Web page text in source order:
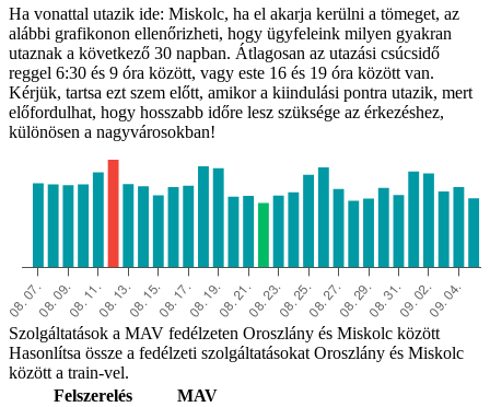
Ha vonattal utazik ide: Miskolc, ha el akarja kerülni a tömeget, az
alábbi grafikonon ellenőrizheti, hogy ügyfeleink milyen gyakran
utaznak a következő 30 napban. Átlagosan az utazási csúcsidő
reggel 6:30 és 9 óra között, vagy este 16 és 19 óra között van.
Kérjük, tartsa ezt szem előtt, amikor a kiindulási pontra utazik, mert
előfordulhat, hogy hosszabb időre lesz szüksége az érkezéshez,
különösen a nagyvárosokban!
Szolgáltatások a MAV fedélzeten Oroszlány és Miskolc között
Hasonlítsa össze a fedélzeti szolgáltatásokat Oroszlány és Miskolc
között a train-vel.
Felszerelés
MAV